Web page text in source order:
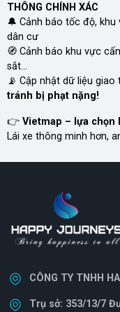
THÔNG CHÍNH XÁC
🔔 Cảnh báo tốc độ,
dân cư
🧭 Cảnh báo khu vực
sắt...
📡 Cập nhật dữ liệu
tránh bị phạt nặng!
👉 Vietmap – lựa chọn
Lái xe thông minh hơn,
CÔNG TY TNHH
Trụ sở: 353/13/7